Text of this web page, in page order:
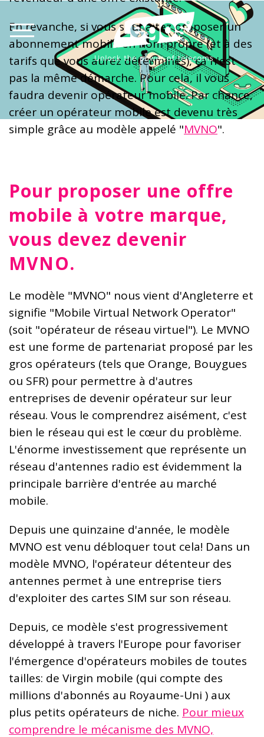
En revanche, si vous souhaitez proposer un
abonnement mobile en nom propre (et à des
tarifs que vous aurez déterminés), ça n'est
pas la même démarche. Pour cela, il vous
faudra devenir opérateur mobile. Par chance,
créer un opérateur mobile est devenu très
simple grâce au modèle appelé "MVNO".
Pour proposer une offre
mobile à votre marque,
vous devez devenir
MVNO.
Le modèle "MVNO" nous vient d'Angleterre et
signifie "Mobile Virtual Network Operator"
(soit "opérateur de réseau virtuel"). Le MVNO
est une forme de partenariat proposé par les
gros opérateurs (tels que Orange, Bouygues
ou SFR) pour permettre à d'autres
entreprises de devenir opérateur sur leur
réseau. Vous le comprendrez aisément, c'est
bien le réseau qui est le cœur du problème.
L'énorme investissement que représente un
réseau d'antennes radio est évidemment la
principale barrière d'entrée au marché
mobile.
Depuis une quinzaine d'année, le modèle
MVNO est venu débloquer tout cela! Dans un
modèle MVNO, l'opérateur détenteur des
antennes permet à une entreprise tiers
d'exploiter des cartes SIM sur son réseau.
Depuis, ce modèle s'est progressivement
développé à travers l'Europe pour favoriser
l'émergence d'opérateurs mobiles de toutes
tailles: de Virgin mobile (qui compte des
millions d'abonnés au Royaume-Uni ) aux
plus petits opérateurs de niche. Pour mieux
comprendre le mécanisme des MVNO,